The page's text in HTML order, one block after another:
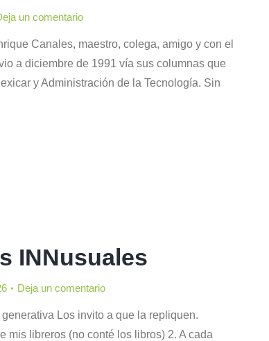
un comentario
Canales, maestro, colega, amigo y con el
a diciembre de 1991 vía sus columnas que
y Administración de la Tecnología. Sin
INNusuales
Deja un comentario
Los invito a que la repliquen.
mis libreros (no conté los libros) 2. ⁠A cada